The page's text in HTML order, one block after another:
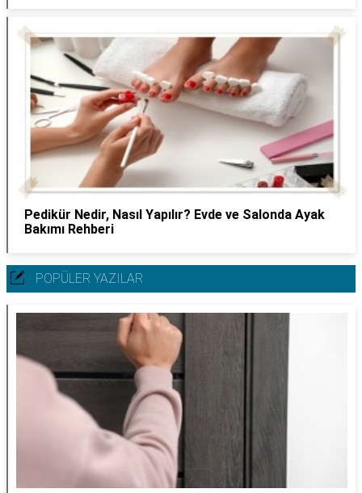
Pedikür Nedir, Nasıl Yapılır? Evde ve Salonda Ayak
Bakımı Rehberi
POPÜLER YAZILAR